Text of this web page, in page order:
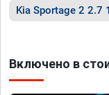
Kia Sportage 2 2.7
Включено в